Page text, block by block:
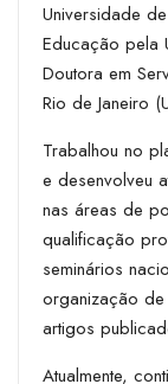
Universidade
Educação pela
Doutora em
Rio de Janeiro
Trabalhou no
e desenvolveu
nas áreas de
qualificação
seminários
organização
artigos
Atualmente,